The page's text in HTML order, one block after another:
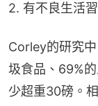
2. 有不良生活
Corley的研究
圾食品、69%
少超重30磅。